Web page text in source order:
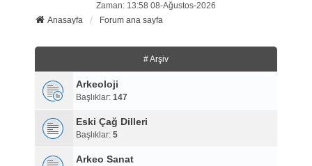
Zaman: 13:58 08-Ağustos-2026
Anasayfa
Forum ana sayfa
# Arşiv
Arkeoloji
Başlıklar: 147
Eski Çağ Dilleri
Başlıklar: 5
Arkeo Sanat